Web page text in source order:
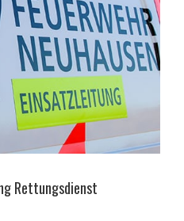
Rettungsdienst